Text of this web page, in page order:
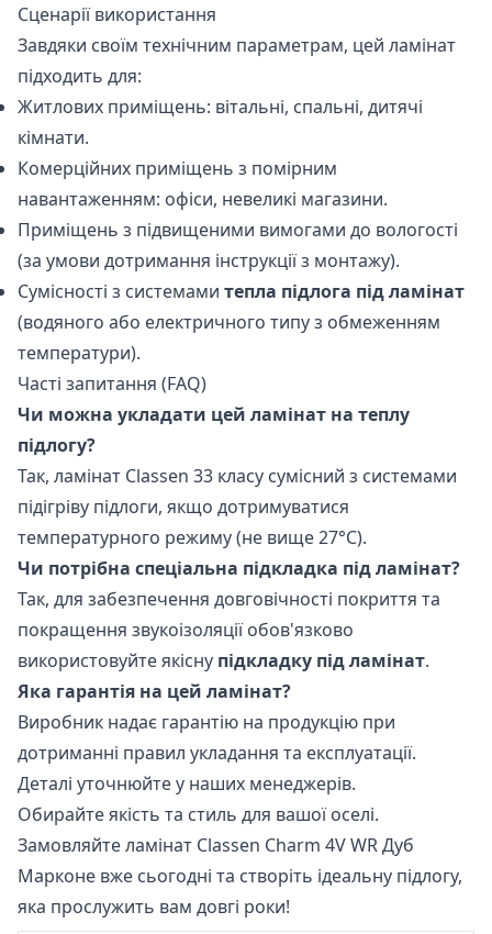
Сценарії використання
Завдяки своїм технічним параметрам, цей ламінат
підходить для:
Житлових приміщень: вітальні, спальні, дитячі
кімнати.
Комерційних приміщень з помірним
навантаженням: офіси, невеликі магазини.
Приміщень з підвищеними вимогами до вологості
(за умови дотримання інструкції з монтажу).
Сумісності з системами тепла підлога під ламінат
(водяного або електричного типу з обмеженням
температури).
Часті запитання (FAQ)
Чи можна укладати цей ламінат на теплу
підлогу?
Так, ламінат Classen 33 класу сумісний з системами
підігріву підлоги, якщо дотримуватися
температурного режиму (не вище 27°C).
Чи потрібна спеціальна підкладка під ламінат?
Так, для забезпечення довговічності покриття та
покращення звукоізоляції обов'язково
використовуйте якісну підкладку під ламінат.
Яка гарантія на цей ламінат?
Виробник надає гарантію на продукцію при
дотриманні правил укладання та експлуатації.
Деталі уточнюйте у наших менеджерів.
Обирайте якість та стиль для вашої оселі.
Замовляйте ламінат Classen Charm 4V WR Дуб
Марконе вже сьогодні та створіть ідеальну підлогу,
яка прослужить вам довгі роки!